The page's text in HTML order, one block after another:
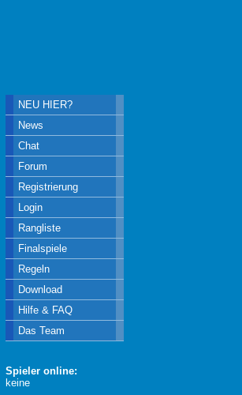
NEU HIER?
News
Chat
Forum
Registrierung
Login
Rangliste
Finalspiele
Regeln
Download
Hilfe & FAQ
Das Team
Spieler online:
keine